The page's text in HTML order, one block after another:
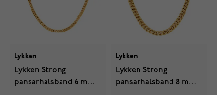
Lykken
Lykken Strong
pansarhalsband 6 mm
Lykken
Lykken Strong
pansarhalsband 8 mm